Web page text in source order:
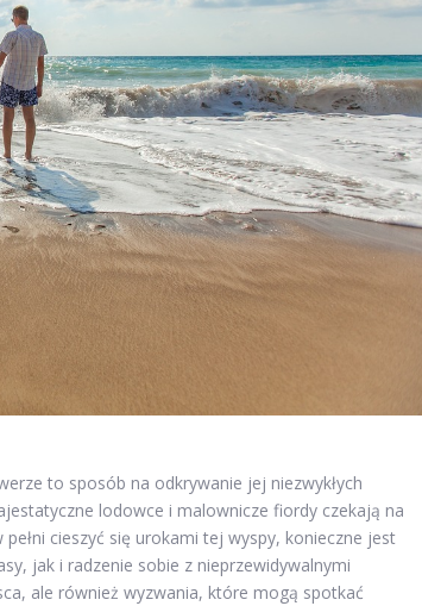
to sposób na odkrywanie jej niezwykłych
lodowce i malownicze fiordy czekają na
cieszyć się urokami tej wyspy, konieczne jest
jak i radzenie sobie z nieprzewidywalnymi
ale również wyzwania, które mogą spotkać